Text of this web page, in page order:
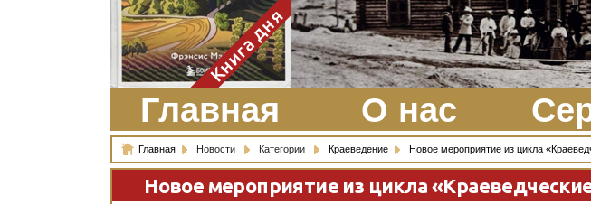
настоящим и не спешить, -
что даже нашлось время
отполировать до блеска
оконное стекло.
ЗаказатьКнига дня
Главная О нас
Главная Новости Категории Краеведение Новое мероприятие из цикла
Новое мероприятие из цикла